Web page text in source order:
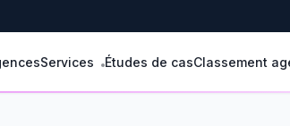
Services Études de casClassement